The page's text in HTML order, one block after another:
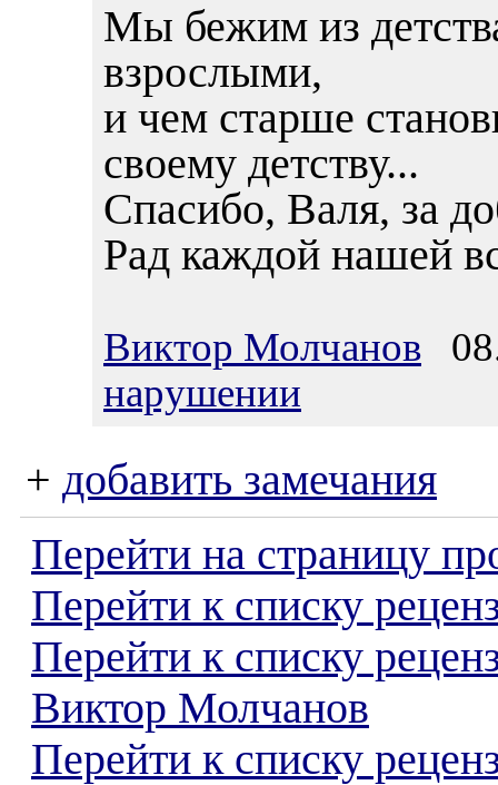
Мы бежим из
взрослыми,
и чем старше
своему детству...
Спасибо, Валя, за
Рад каждой нашей
Виктор Молчанов
нарушении
+ добавить замечания
Перейти на страницу
Перейти к списку
Перейти к списку
Виктор Молчанов
Перейти к списку